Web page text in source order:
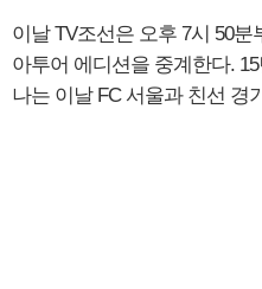
이날 TV조선은 오후 7시 50분
아투어 에디션을 중계한다.
나는 이날 FC 서울과 친선 경